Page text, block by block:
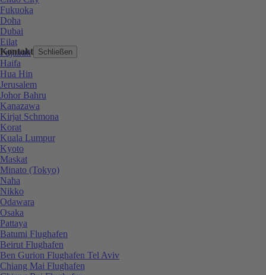
Kontakt Schließen
Fukuoka
Doha
Dubai
Eilat
Fujairah
Haifa
Hua Hin
Jerusalem
Johor Bahru
Kanazawa
Kirjat Schmona
Korat
Kuala Lumpur
Kyoto
Maskat
Minato (Tokyo)
Naha
Nikko
Odawara
Osaka
Pattaya
Batumi Flughafen
Beirut Flughafen
Ben Gurion Flughafen Tel Aviv
Chiang Mai Flughafen